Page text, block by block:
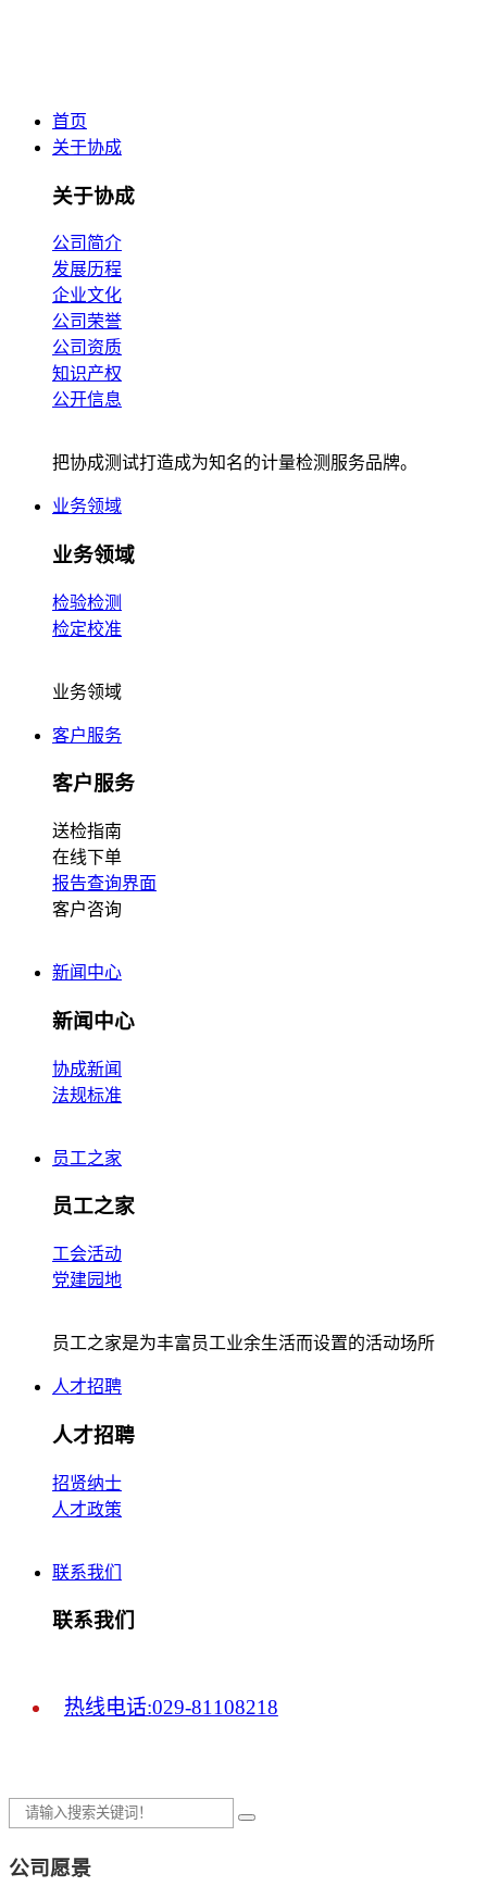
首页
关于协成
关于协成
公司简介
发展历程
企业文化
公司荣誉
公司资质
知识产权
公开信息
把协成测试打造成为知名的计量检测服务品牌。
业务领域
业务领域
检验检测
检定校准
业务领域
客户服务
客户服务
送检指南
在线下单
报告查询界面
客户咨询
新闻中心
新闻中心
协成新闻
法规标准
员工之家
员工之家
工会活动
党建园地
员工之家是为丰富员工业余生活而设置的活动场所
人才招聘
人才招聘
招贤纳士
人才政策
联系我们
联系我们
热线电话:029-81108218
公司愿景